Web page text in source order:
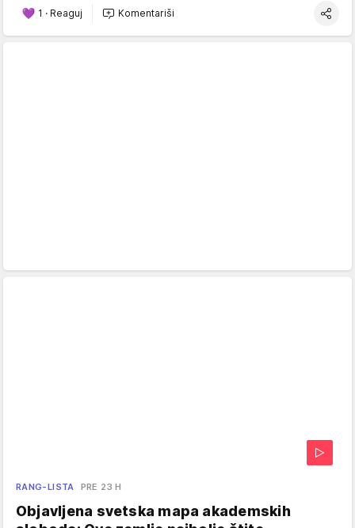
1 · Reaguj Komentariši
RANG-LISTA PRE 23 H
Objavljena svetska mapa akademskih